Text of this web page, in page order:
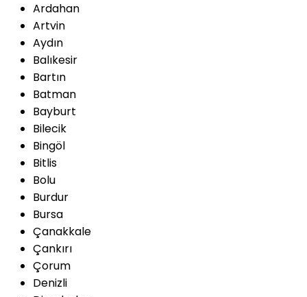
Ardahan
Artvin
Aydın
Balıkesir
Bartın
Batman
Bayburt
Bilecik
Bingöl
Bitlis
Bolu
Burdur
Bursa
Çanakkale
Çankırı
Çorum
Denizli